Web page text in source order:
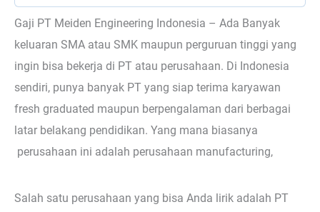
Gaji PT Meiden Engineering Indonesia – Ada Banyak
keluaran SMA atau SMK maupun perguruan tinggi yang
ingin bisa bekerja di PT atau perusahaan. Di Indonesia
sendiri, punya banyak PT yang siap terima karyawan
fresh graduated maupun berpengalaman dari berbagai
latar belakang pendidikan. Yang mana biasanya
perusahaan ini adalah perusahaan manufacturing,
Salah satu perusahaan yang bisa Anda lirik adalah PT